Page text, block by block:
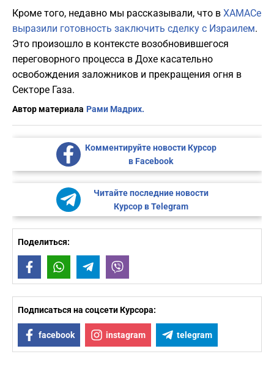
Кроме того, недавно мы рассказывали, что в ХАМАСе
выразили готовность заключить сделку с Израилем.
Это произошло в контексте возобновившегося
переговорного процесса в Дохе касательно
освобождения заложников и прекращения огня в
Секторе Газа.
Автор материала Рами Мадрих.
Комментируйте новости Курсор
в Facebook
Читайте последние новости
Курсор в Telegram
Поделиться:
FacebookWhatsAppTelegram
Подписаться на соцсети Курсора:
facebook instagram telegram